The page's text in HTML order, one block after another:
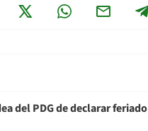
del PDG de declarar feriado